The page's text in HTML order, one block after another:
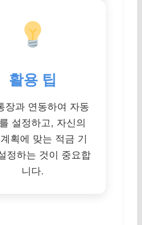
활용 팁
장과 연동하여 자동
설정하고, 자신의
획에 맞는 적금 기
정하는 것이 중요합
니다.